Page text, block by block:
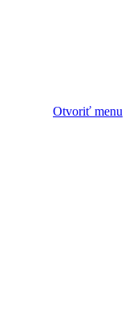
Otvoriť menu